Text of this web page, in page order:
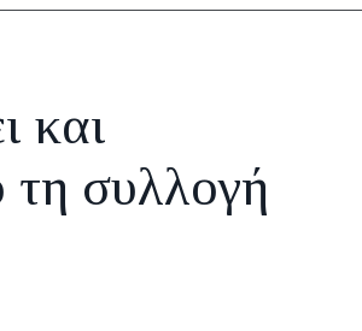
και
τη συλλογή